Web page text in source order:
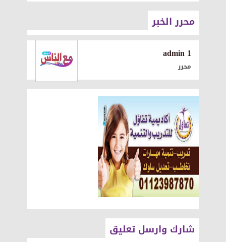
محرر الخبر
1 admin
محرر
شارك وارسل تعليق